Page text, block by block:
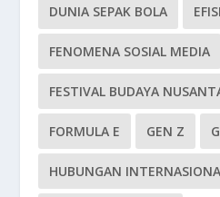
DUNIA SEPAK BOLA
FENOMENA SOSIAL MEDIA
FESTIVAL BUDAYA
FORMULA E GEN Z
HUBUNGAN